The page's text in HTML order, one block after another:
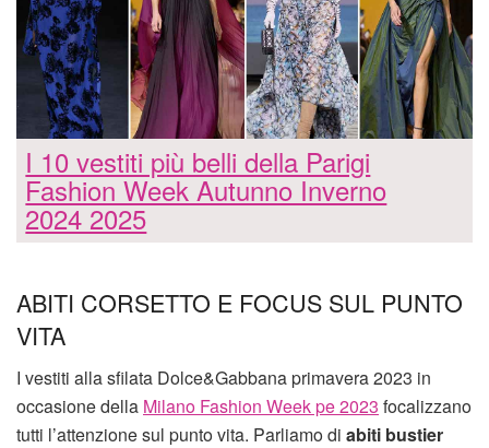
I 10 vestiti più belli della Parigi
Fashion Week Autunno Inverno
2024 2025
ABITI CORSETTO E FOCUS SUL PUNTO
VITA
I vestiti alla sfilata Dolce&Gabbana primavera 2023 in
occasione della Milano Fashion Week pe 2023 focalizzano
tutti l’attenzione sul punto vita. Parliamo di abiti bustier